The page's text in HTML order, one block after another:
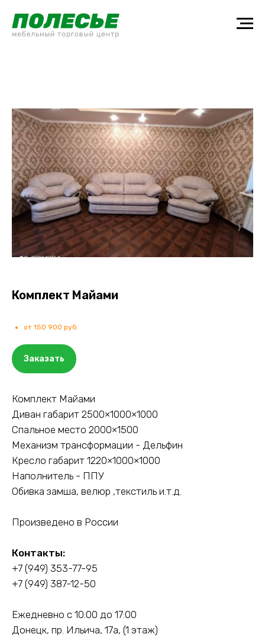
Комплект Майами
от 150 900 руб.
Заказать
Комплект Майами
Диван габарит 2500×1000×1000
Спальное место 2000×1500
Механизм трансформации - Дельфин
Кресло габарит 1220×1000×1000
Наполнитель - ППУ
Обивка замша, велюр ,текстиль и.т.д.
Произведено в России
Контакты:
+7 (949) 353-77-95
+7 (949) 387-12-50
Ежедневно с 10:00 до 17:00
Донецк, пр. Ильича, 17а, (1 этаж)